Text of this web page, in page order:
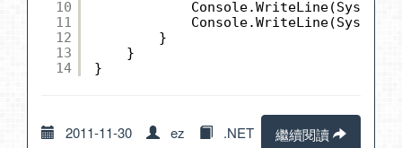
10
11
12
13
14
}
}
}
2011-11-30 ez .NET 繼續閱讀